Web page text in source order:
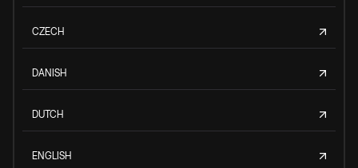
CZECH
DANISH
DUTCH
ENGLISH